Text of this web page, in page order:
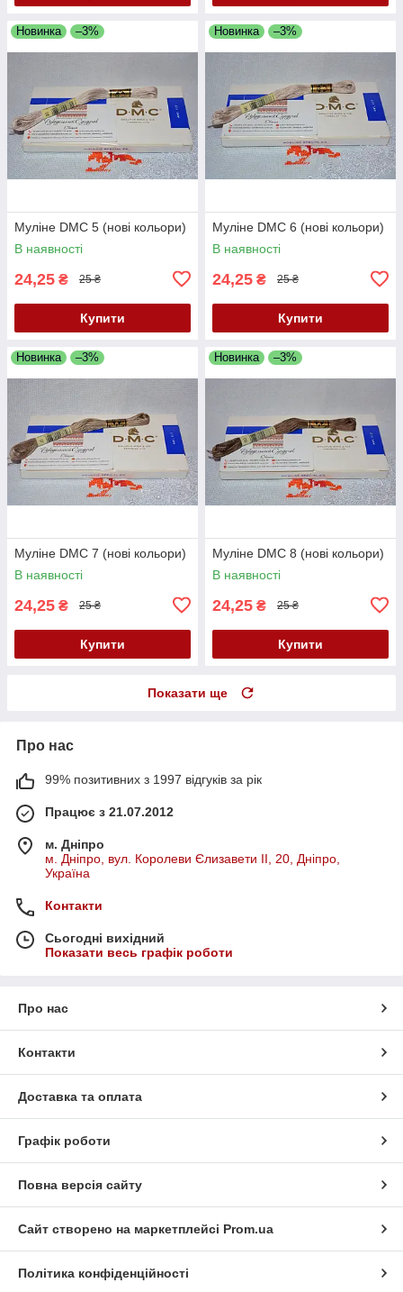
Новинка –3%
Муліне DMC 5 (нові кольори)
В наявності
24,25 ₴ 25 ₴
Купити
Новинка –3%
Муліне DMC 6 (нові кольори)
В наявності
24,25 ₴ 25 ₴
Купити
Новинка –3%
Муліне DMC 7 (нові кольори)
В наявності
24,25 ₴ 25 ₴
Купити
Новинка –3%
Муліне DMC 8 (нові кольори)
В наявності
24,25 ₴ 25 ₴
Купити
Показати ще
Про нас
99% позитивних з 1997 відгуків за рік
Працює з 21.07.2012
м. Дніпро
м. Дніпро, вул. Королеви Єлизавети ІІ, 20, Дніпро,
Україна
Контакти
Сьогодні вихідний
Показати весь графік роботи
Про нас
Контакти
Доставка та оплата
Графік роботи
Повна версія сайту
Сайт створено на маркетплейсі Prom.ua
Політика конфіденційності